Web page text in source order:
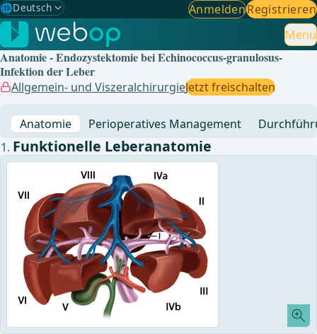
🌐Deutsch
Gewählte Sprache: Deutsch
🇩🇪 Deutsch ✓
🇬🇧English
🇪🇸Spanisch
🇧🇷Brasilianisch
AnmeldenRegistrieren
Menu
Anatomie - Endozystektomie bei Echinococcus-granulosus-
Infektion der Leber
Allgemein- und ViszeralchirurgieJetzt freischalten
Anatomie Perioperatives Management
Funktionelle Leberanatomie